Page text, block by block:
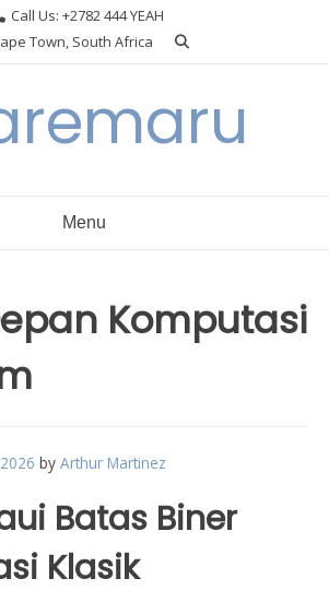
Call Us: +2782 444 YEAH
Town, South Africa
Menu
Komputasi
by Arthur Martinez
Batas Biner
Klasik